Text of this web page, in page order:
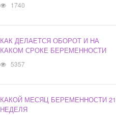
1740
КАК ДЕЛАЕТСЯ ОБОРОТ И НА
КАКОМ СРОКЕ БЕРЕМЕННОСТИ
5357
КАКОЙ МЕСЯЦ БЕРЕМЕННОСТИ 21
НЕДЕЛЯ